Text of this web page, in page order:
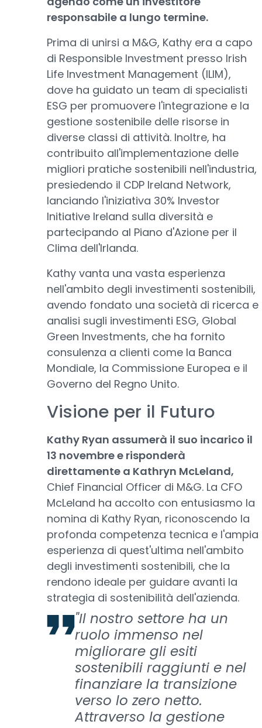
responsabile a lungo termine.
Prima di unirsi a M&G, Kathy era a capo
di Responsible Investment presso Irish
Life Investment Management (ILIM),
dove ha guidato un team di specialisti
ESG per promuovere l'integrazione e la
gestione sostenibile delle risorse in
diverse classi di attività. Inoltre, ha
contribuito all'implementazione delle
migliori pratiche sostenibili nell'industria,
presiedendo il CDP Ireland Network,
lanciando l'iniziativa 30% Investor
Initiative Ireland sulla diversità e
partecipando al Piano d'Azione per il
Clima dell'Irlanda.
Kathy vanta una vasta esperienza
nell'ambito degli investimenti sostenibili,
avendo fondato una società di ricerca e
analisi sugli investimenti ESG, Global
Green Investments, che ha fornito
consulenza a clienti come la Banca
Mondiale, la Commissione Europea e il
Governo del Regno Unito.
Visione per il Futuro
Kathy Ryan assumerà il suo incarico il
13 novembre e risponderà
direttamente a Kathryn McLeland,
Chief Financial Officer di M&G. La CFO
McLeland ha accolto con entusiasmo la
nomina di Kathy Ryan, riconoscendo la
profonda competenza tecnica e l'ampia
esperienza di quest'ultima nell'ambito
degli investimenti sostenibili, che la
rendono ideale per guidare avanti la
strategia di sostenibilità dell'azienda.
"Il nostro settore ha un
ruolo immenso nel
migliorare gli esiti
sostenibili raggiunti e nel
finanziare la transizione
verso lo zero netto.
Attraverso la gestione